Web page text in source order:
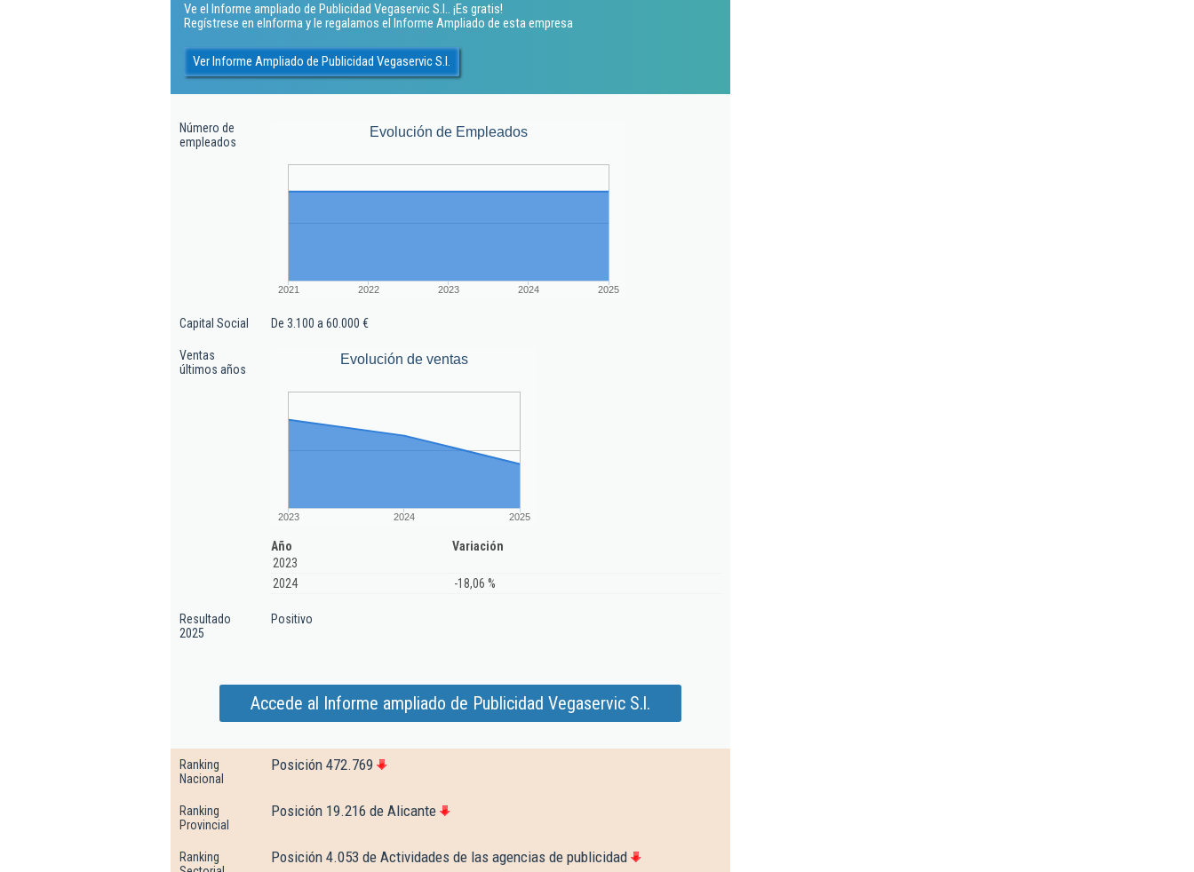
Ve el Informe ampliado de Publicidad Vegaservic S.l.. ¡Es gratis!
Regístrese en eInforma y le regalamos el Informe Ampliado de esta empresa
Ver Informe Ampliado de Publicidad Vegaservic S.l.
Número de
empleados
Evolución de Empleados
2021 2022 2023 2024 2025
Capital Social De 3.100 a 60.000 €
Ventas
últimos años
Evolución de ventas
2023 2024 2025
Año
Variación
2023
2024
-18,06 %
Resultado
2025
Positivo
Accede al Informe ampliado de Publicidad Vegaservic S.l.
Ranking
Nacional
Posición 472.769
Ranking
Provincial
Posición 19.216 de Alicante
Ranking
Posición 4.053 de Actividades de las agencias de publicidad